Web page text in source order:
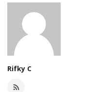
Rifky C